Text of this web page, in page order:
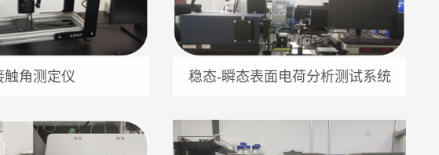
触角测定仪 稳态-瞬态表面电荷分析测试系统